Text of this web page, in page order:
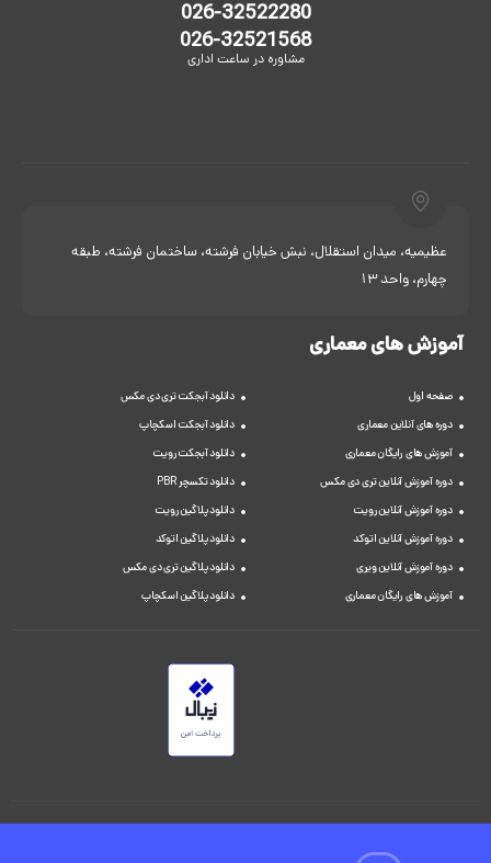
026-32522280
026-32521568
مشاوره در ساعت اداری
عظیمیه، میدان استقلال، نبش خیابان فرشته، ساختمان فرشته، طبقه
چهارم، واحد 13
آموزش های معماری
صفحه اول
دوره های آنلاین معماری
آموزش های رایگان معماری
دوره آموزش آنلاین تری دی مکس
دوره آموزش آنلاین رویت
دوره آموزش آنلاین اتوکد
دوره آموزش آنلاین ویری
آموزش های رایگان معماری
دانلود آبجکت تری دی مکس
دانلود آبجکت اسکچاپ
دانلود آبجکت رویت
دانلود تکسچر PBR
دانلود پلاگین رویت
دانلود پلاگین اتوکد
دانلود پلاگین تری دی مکس
دانلود پلاگین اسکچاپ